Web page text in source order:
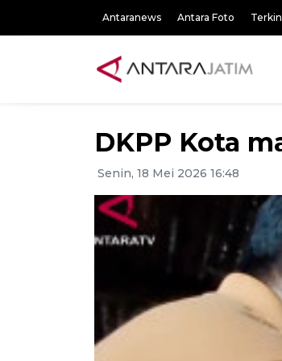
Antaranews Antara Foto
DKPP Kota
Senin, 18 Mei 2026 16:48